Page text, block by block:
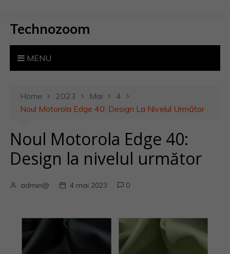
Technozoom
MENU
Home 2023 Mai
4
Noul Motorola Edge 40: Design La Nivelul Următor
Noul Motorola Edge 40:
Design la nivelul următor
admin@ 4 mai 2023 0